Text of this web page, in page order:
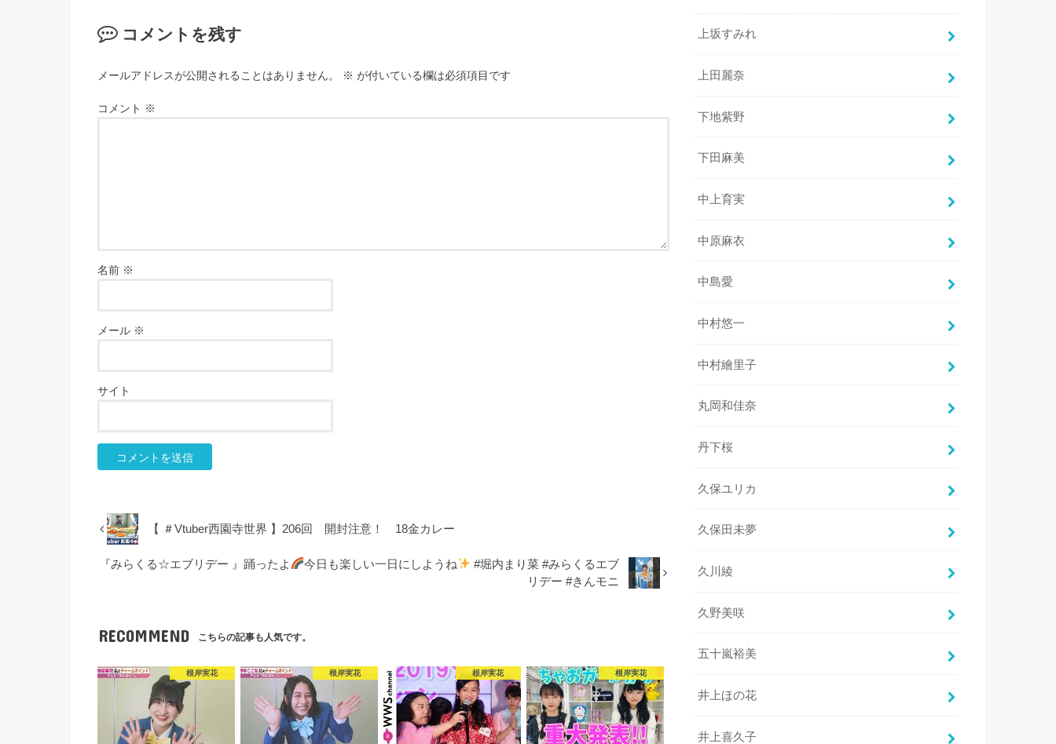
コメントを残す
メールアドレスが公開されることはありません。 ※ が付いている欄は必須項目です
コメント ※
名前 ※
メール ※
サイト
【 ＃Vtuber西園寺世界 】206回 開封注意！ 18金カレー
『みらくる☆エブリデー 』踊ったよ 今日も楽しい一日にしようね
#堀内まり菜 #みらくるエブ
リデー #きんモニ
RECOMMEND こちらの記事も人気です。
根岸実花 根岸実花 根岸実花 根岸実花
上坂すみれ
上田麗奈
下地紫野
下田麻美
中上育実
中原麻衣
中島愛
中村悠一
中村繪里子
丸岡和佳奈
丹下桜
久保ユリカ
久保田未夢
久川綾
久野美咲
五十嵐裕美
井上ほの花
井上喜久子